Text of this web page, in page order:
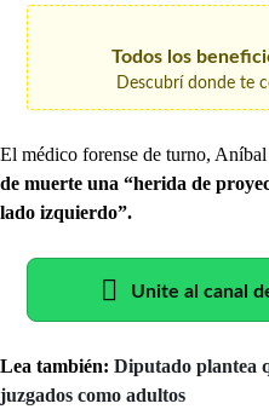
Todos los
Descubrí donde te
El médico forense de turno,
de muerte una “herida de
lado izquierdo”.
Unite al canal
Lea también: Diputado plantea
juzgados como adultos